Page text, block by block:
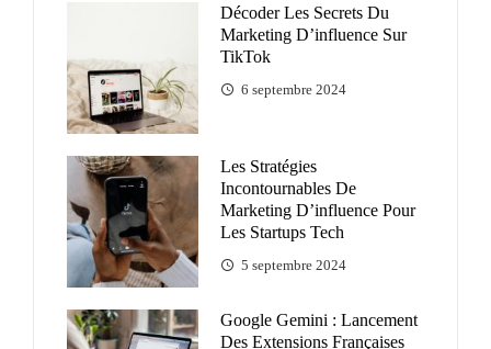
Décoder Les Secrets Du
Marketing D’influence Sur
TikTok
6 septembre 2024
Les Stratégies
Incontournables De
Marketing D’influence Pour
Les Startups Tech
5 septembre 2024
Google Gemini : Lancement
Des Extensions Françaises